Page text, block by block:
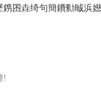
囨垚绮句簡鐨勬晠浜嬨
!